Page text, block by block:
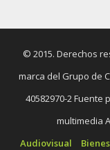
© 2015. Derechos
marca del Grupo de
40582970-2
multimedia
Audiovisual